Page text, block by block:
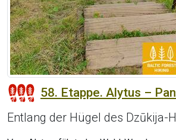
58. Etappe. Alytus –
Entlang der Hügel des Dzūkija-